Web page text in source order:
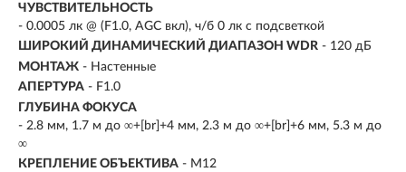
ЧУВСТВИТЕЛЬНОСТЬ
- 0.0005 лк @ (F1.0, AGC вкл), ч/б 0 лк с подсветкой
ШИРОКИЙ ДИНАМИЧЕСКИЙ ДИАПАЗОН WDR - 120 дБ
МОНТАЖ - Настенные
АПЕРТУРА - F1.0
ГЛУБИНА ФОКУСА
- 2.8 мм, 1.7 м до ∞+[br]+4 мм, 2.3 м до ∞+[br]+6 мм, 5.3 м до
∞
КРЕПЛЕНИЕ ОБЪЕКТИВА - М12